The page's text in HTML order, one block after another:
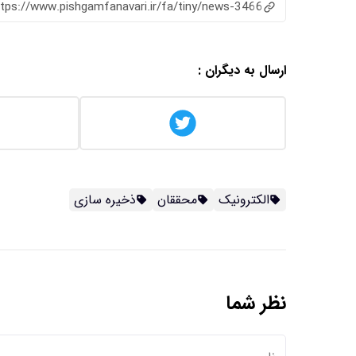
www.pishgamfanavari.ir/fa/tiny/news-3466
ارسال به دیگران :
الکترونیک محققان ذخیره سازی
نظر شما